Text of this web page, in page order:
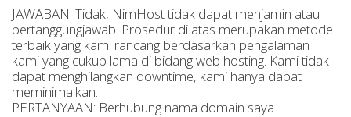
JAWABAN: Tidak, NimHost tidak dapat menjamin atau
bertanggungjawab. Prosedur di atas merupakan metode
terbaik yang kami rancang berdasarkan pengalaman
kami yang cukup lama di bidang web hosting. Kami tidak
dapat menghilangkan downtime, kami hanya dapat
meminimalkan.
PERTANYAAN: Berhubung nama domain saya